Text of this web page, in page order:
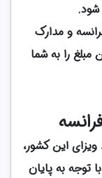
شود.
و مدارک
را به شما
این کشور،
توجه به پایان